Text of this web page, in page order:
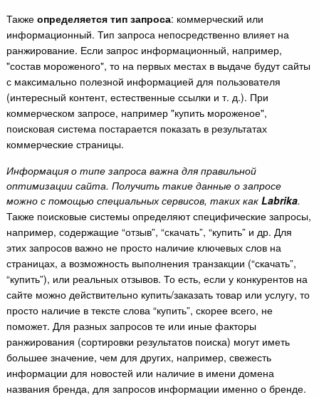
Также определяется тип запроса: коммерческий или
информационный. Тип запроса непосредственно влияет на
ранжирование. Если запрос информационный, например,
"состав мороженого", то на первых местах в выдаче будут сайты
с максимально полезной информацией для пользователя
(интересный контент, естественные ссылки и т. д.). При
коммерческом запросе, например "купить мороженое",
поисковая система постарается показать в результатах
коммерческие страницы.
Информация о типе запроса важна для правильной
оптимизации сайта. Получить такие данные о запросе
можно с помощью специальных сервисов, таких как Labrika.
Также поисковые системы определяют специфические запросы,
например, содержащие “отзыв”, “скачать”, “купить” и др. Для
этих запросов важно не просто наличие ключевых слов на
страницах, а возможность выполнения транзакции (“скачать”,
“купить”), или реальных отзывов. То есть, если у конкурентов на
сайте можно действительно купить/заказать товар или услугу, то
просто наличие в тексте слова “купить”, скорее всего, не
поможет. Для разных запросов те или иные факторы
ранжирования (сортировки результатов поиска) могут иметь
большее значение, чем для других, например, свежесть
информации для новостей или наличие в имени домена
названия бренда, для запросов информации именно о бренде.